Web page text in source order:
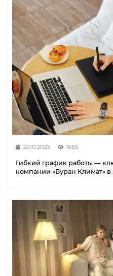
22.10.2025 1665
Гибкий график работы —
компании «Буран Климат» в